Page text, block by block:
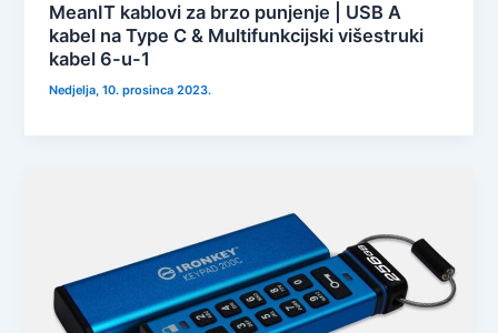
MeanIT kablovi za brzo punjenje | USB A
kabel na Type C & Multifunkcijski višestruki
kabel 6-u-1
Nedjelja, 10. prosinca 2023.